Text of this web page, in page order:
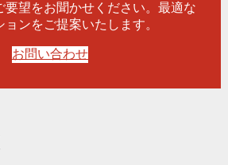
要望をお聞かせください。最適な
ョンをご提案いたします。
お問い合わせ